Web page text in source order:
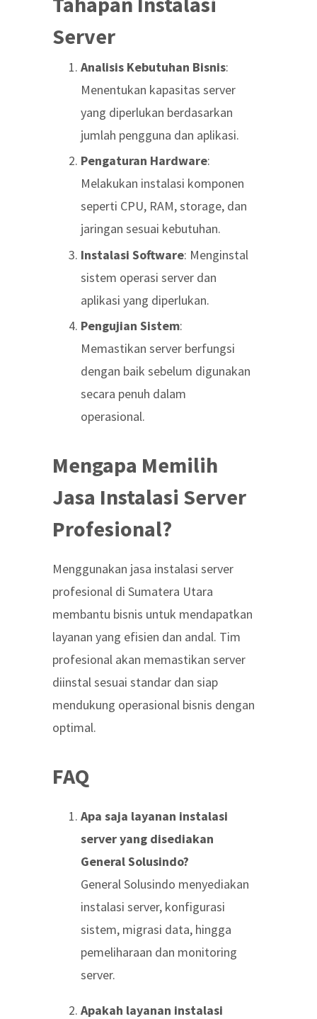
Server
Analisis Kebutuhan Bisnis:
Menentukan kapasitas server
yang diperlukan berdasarkan
jumlah pengguna dan aplikasi.
Pengaturan Hardware:
Melakukan instalasi komponen
seperti CPU, RAM, storage, dan
jaringan sesuai kebutuhan.
Instalasi Software: Menginstal
sistem operasi server dan
aplikasi yang diperlukan.
Pengujian Sistem:
Memastikan server berfungsi
dengan baik sebelum digunakan
secara penuh dalam
operasional.
Mengapa Memilih
Jasa Instalasi Server
Profesional?
Menggunakan jasa instalasi server
profesional di Sumatera Utara
membantu bisnis untuk mendapatkan
layanan yang efisien dan andal. Tim
profesional akan memastikan server
diinstal sesuai standar dan siap
mendukung operasional bisnis dengan
optimal.
FAQ
Apa saja layanan instalasi
server yang disediakan
General Solusindo?
General Solusindo menyediakan
instalasi server, konfigurasi
sistem, migrasi data, hingga
pemeliharaan dan monitoring
server.
Apakah layanan instalasi